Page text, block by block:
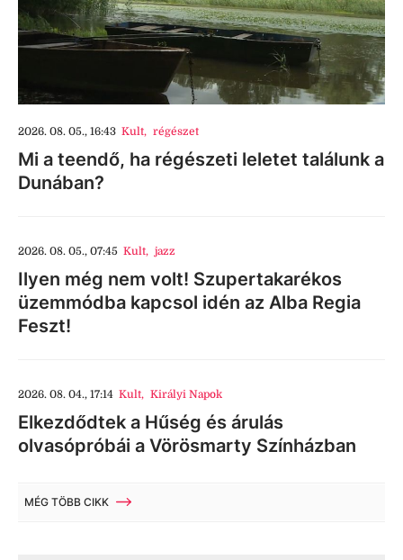
2026. 08. 05., 16:43 Kult, régészet
Mi a teendő, ha régészeti leletet találunk a
Dunában?
2026. 08. 05., 07:45 Kult, jazz
Ilyen még nem volt! Szupertakarékos
üzemmódba kapcsol idén az Alba Regia
Feszt!
2026. 08. 04., 17:14 Kult, Királyi Napok
Elkezdődtek a Hűség és árulás
olvasópróbái a Vörösmarty Színházban
MÉG TÖBB CIKK